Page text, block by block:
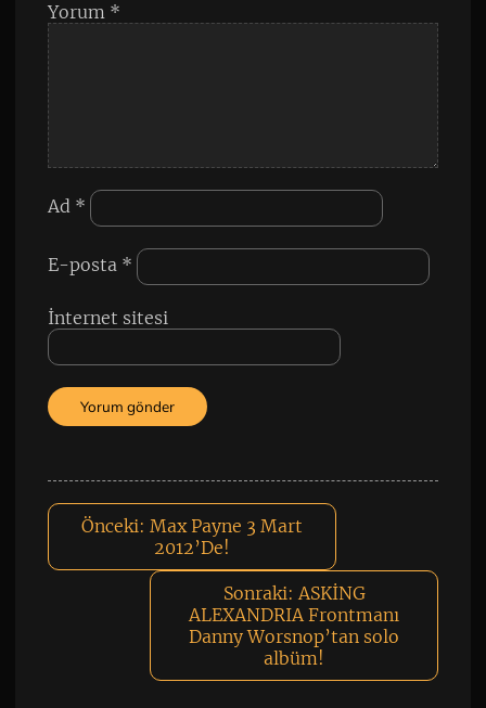
Yorum *
Ad *
E-posta *
İnternet sitesi
Önceki: Max Payne 3 Mart
2012’De!
Sonraki: ASKİNG
ALEXANDRIA Frontmanı
Danny Worsnop’tan solo
albüm!